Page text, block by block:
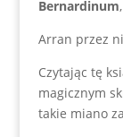
Bernardinum
Arran przez
Czytając tę
magicznym
takie miano